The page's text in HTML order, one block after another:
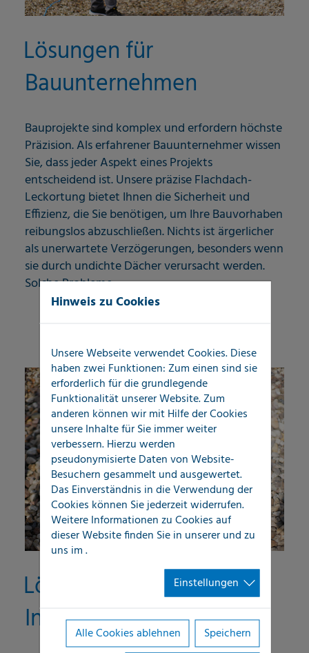
Lösungen für
Bauunternehmen
Bauprojekte sind komplex und erfordern höchste
Präzision. Als erfahrener Bauunternehmer wissen
Sie, dass jeder Aspekt eines Projekts
entscheidend ist. Unsere präzise Flachdach-
Leckortung bietet Ihnen die Sicherheit und
Effizienz, die Sie benötigen, um Ihre Bauvorhaben
reibungslos abzuschließen. Nichts ist ärgerlicher
als unerwartete Verzögerungen, besonders wenn
sie durch undichte Dächer verursacht werden.
Solche Probleme...
Lösungen für
Industrieunternehmen
Hinweis zu Cookies
Unsere Webseite verwendet Cookies. Diese
haben zwei Funktionen: Zum einen sind sie
erforderlich für die grundlegende
Funktionalität unserer Website. Zum
anderen können wir mit Hilfe der Cookies
unsere Inhalte für Sie immer weiter
verbessern. Hierzu werden
pseudonymisierte Daten von Website-
Besuchern gesammelt und ausgewertet.
Das Einverständnis in die Verwendung der
Cookies können Sie jederzeit widerrufen.
Weitere Informationen zu Cookies auf
dieser Website finden Sie in unsererund zu
uns im.
Einstellungen
Alle Cookies ablehnen
Speichern